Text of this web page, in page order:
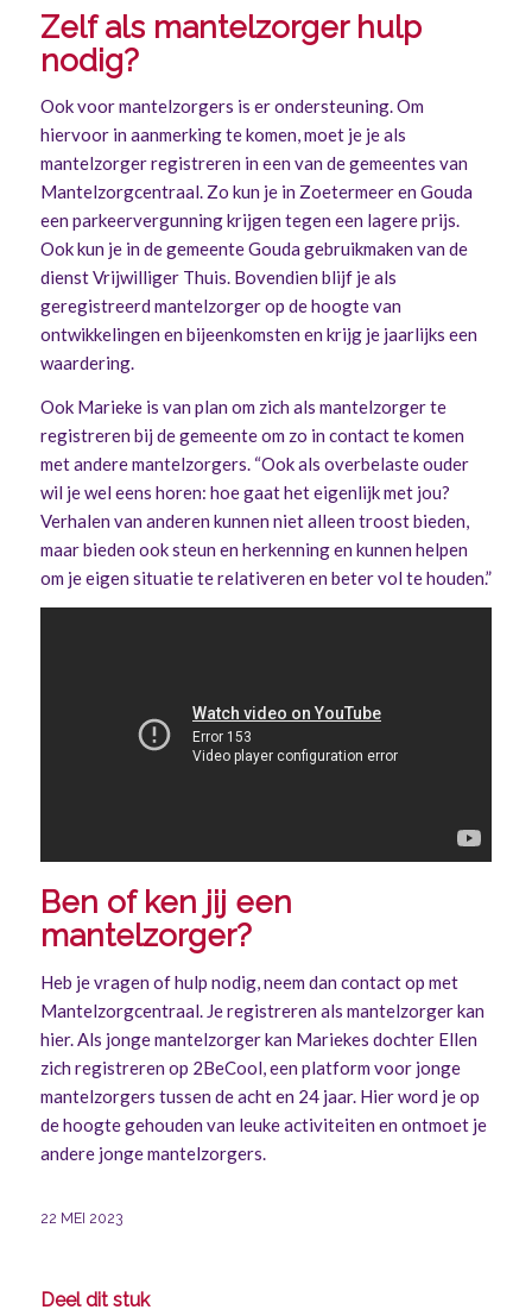
Zelf als mantelzorger hulp
nodig?
Ook voor mantelzorgers is er ondersteuning. Om
hiervoor in aanmerking te komen, moet je je als
mantelzorger registreren in een van de gemeentes van
Mantelzorgcentraal. Zo kun je in Zoetermeer en Gouda
een parkeervergunning krijgen tegen een lagere prijs.
Ook kun je in de gemeente Gouda gebruikmaken van de
dienst Vrijwilliger Thuis. Bovendien blijf je als
geregistreerd mantelzorger op de hoogte van
ontwikkelingen en bijeenkomsten en krijg je jaarlijks een
waardering.
Ook Marieke is van plan om zich als mantelzorger te
registreren bij de gemeente om zo in contact te komen
met andere mantelzorgers. “Ook als overbelaste ouder
wil je wel eens horen: hoe gaat het eigenlijk met jou?
Verhalen van anderen kunnen niet alleen troost bieden,
maar bieden ook steun en herkenning en kunnen helpen
om je eigen situatie te relativeren en beter vol te houden.”
Ben of ken jij een
mantelzorger?
Heb je vragen of hulp nodig, neem dan contact op met
Mantelzorgcentraal. Je registreren als mantelzorger kan
hier. Als jonge mantelzorger kan Mariekes dochter Ellen
zich registreren op 2BeCool, een platform voor jonge
mantelzorgers tussen de acht en 24 jaar. Hier word je op
de hoogte gehouden van leuke activiteiten en ontmoet je
andere jonge mantelzorgers.
22 MEI 2023
Deel dit stuk